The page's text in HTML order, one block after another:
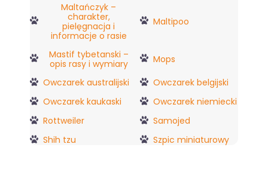
Maltańczyk –
charakter,
pielęgnacja i
informacje o rasie
Maltipoo
Mastif tybetanski –
opis rasy i wymiary
Mops
Owczarek australijski
Owczarek belgijski
Owczarek kaukaski
Owczarek niemiecki
Rottweiler
Samojed
Shih tzu
Szpic miniaturowy